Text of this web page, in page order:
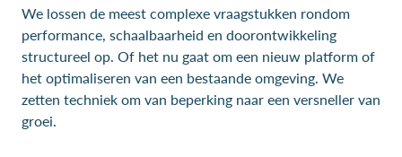
We lossen de meest complexe vraagstukken rondom
performance, schaalbaarheid en doorontwikkeling
structureel op. Of het nu gaat om een nieuw platform of
het optimaliseren van een bestaande omgeving. We
zetten techniek om van beperking naar een versneller van
groei.